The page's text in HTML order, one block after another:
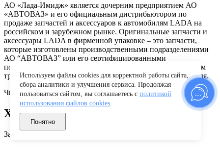
АО «Лада-Имидж» является дочерним предприятием АО
«АВТОВАЗ» и его официальным дистрибьютором по
продаже запчастей и аксессуаров к автомобилям LADA на
российском и зарубежном рынке. Оригинальные запчасти и
аксессуары LADA в фирменной упаковке – это запчасти,
которые изготовлены производственными подразделениями
АО “АВТОВАЗ” или его сертифицированными
поставщиками и полностью соответствующие техническим
требованиям конструктивной документации производителя.
Читать полностью
Характеристики
Заводские данные
Используем файлы cookies для корректной работы сайта,
сбора аналитики и улучшения сервиса. Продолжая
пользоваться сайтом, вы соглашаетесь с политикой
использования файлов cookies.
Понятно